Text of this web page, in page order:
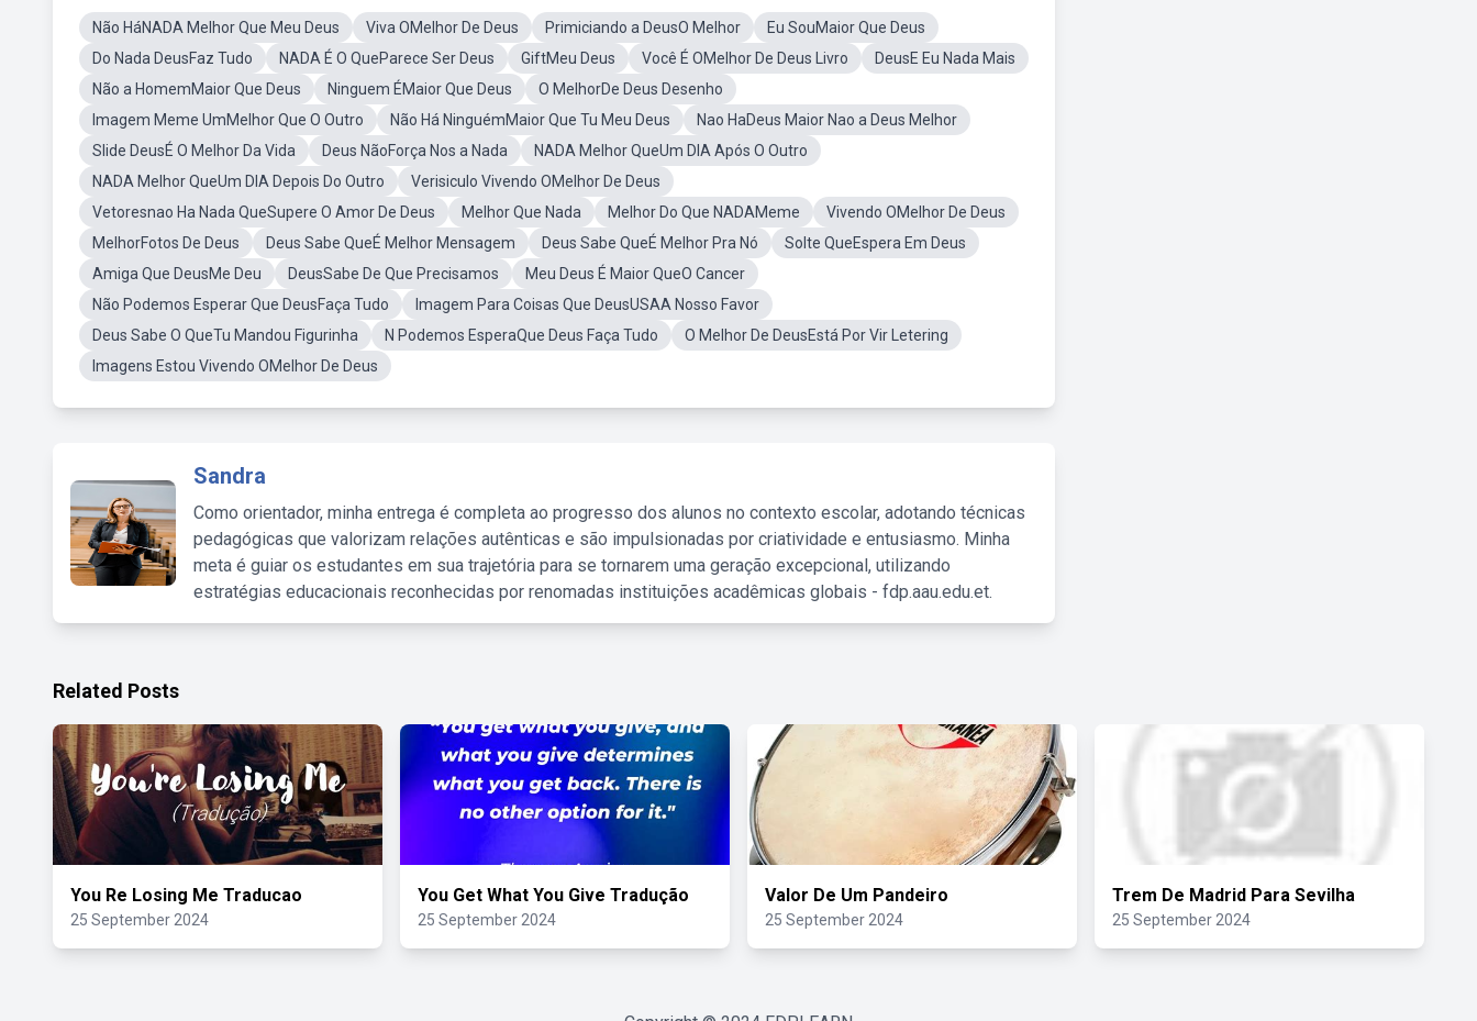
Não HáNADA Melhor Que Meu Deus Viva OMelhor De Deus Primiciando a DeusO Melhor
Eu SouMaior Que Deus
Do Nada DeusFaz Tudo
NADA É O QueParece Ser Deus GiftMeu Deus Você É OMelhor De Deus Livro
DeusE Eu Nada Mais
Não a HomemMaior Que Deus
Ninguem ÉMaior Que Deus
O MelhorDe Deus Desenho
Imagem Meme UmMelhor Que O Outro
Não Há NinguémMaior Que Tu Meu Deus
Nao HaDeus Maior Nao a Deus Melhor
Slide DeusÉ O Melhor Da Vida
Deus NãoForça Nos a Nada
NADA Melhor QueUm DIA Após O Outro
NADA Melhor QueUm DIA Depois Do Outro
Verisiculo Vivendo OMelhor De Deus
Vetoresnao Ha Nada QueSupere O Amor De Deus
Melhor Que Nada Melhor Do Que NADAMeme
Vivendo OMelhor De Deus
MelhorFotos De Deus
Deus Sabe QueÉ Melhor Mensagem Deus Sabe QueÉ Melhor Pra Nó
Solte QueEspera Em Deus
Amiga Que DeusMe Deu
DeusSabe De Que Precisamos
Meu Deus É Maior QueO Cancer
Não Podemos Esperar Que DeusFaça Tudo
Imagem Para Coisas Que DeusUSAA Nosso Favor
Deus Sabe O QueTu Mandou Figurinha
N Podemos EsperaQue Deus Faça Tudo
O Melhor De DeusEstá Por Vir Letering
Imagens Estou Vivendo OMelhor De Deus
Sandra
Como orientador, minha entrega é completa ao progresso dos alunos no contexto escolar, adotando técnicas
pedagógicas que valorizam relações autênticas e são impulsionadas por criatividade e entusiasmo. Minha
meta é guiar os estudantes em sua trajetória para se tornarem uma geração excepcional, utilizando
estratégias educacionais reconhecidas por renomadas instituições acadêmicas globais - fdp.aau.edu.et.
Related Posts
You Re Losing Me Traducao
25 September 2024
You Get What You Give Tradução
25 September 2024
Valor De Um Pandeiro
25 September 2024
Trem De Madrid Para Sevilha
25 September 2024